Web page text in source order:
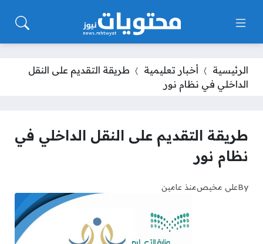
الرئيسية أخبار تعليمية
طريقة التقديم على النقل
الداخلي في نظام نور
طريقة التقديم على النقل الداخلي في
نظام نور
Byعلي مخيصمنذ عامين